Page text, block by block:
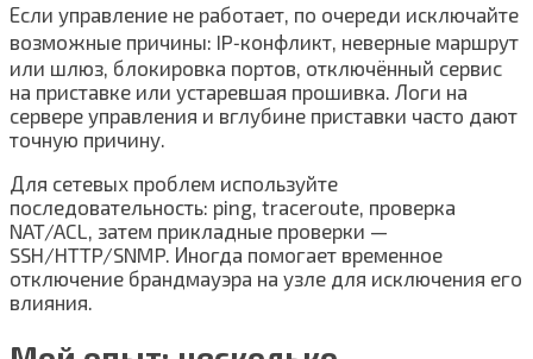
Если управление не работает, по очереди исключайте
возможные причины: IP‑конфликт, неверные маршрут
или шлюз, блокировка портов, отключённый сервис
на приставке или устаревшая прошивка. Логи на
сервере управления и вглубине приставки часто дают
точную причину.
Для сетевых проблем используйте
последовательность: ping, traceroute, проверка
NAT/ACL, затем прикладные проверки —
SSH/HTTP/SNMP. Иногда помогает временное
отключение брандмауэра на узле для исключения его
влияния.